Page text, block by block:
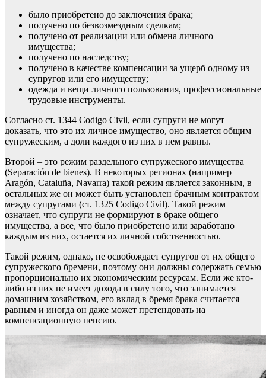
было приобретено до заключения брака;
получено по безвозмездным сделкам;
получено от реализации или обмена личного
имущества;
получено по наследству;
получено в качестве компенсации за ущерб одному из
супругов или его имуществу;
одежда и вещи личного пользования, профессиональные
трудовые инструменты.
Согласно ст. 1344 Codigo Civil, если супруги не могут
доказать, что это их личное имущество, оно является общим
супружеским, а доли каждого из них в нем равны.
Второй – это режим раздельного супружеского имущества
(Separación de bienes). В некоторых регионах (например
Aragón, Cataluña, Navarra) такой режим является законным, в
остальных же он может быть установлен брачным контрактом
между супругами (ст. 1325 Codigo Civil). Такой режим
означает, что супруги не формируют в браке общего
имущества, а все, что было приобретено или заработано
каждым из них, остается их личной собственностью.
Такой режим, однако, не освобождает супругов от их общего
супружеского бремени, поэтому они должны содержать семью
пропорционально их экономическим ресурсам. Если же кто-
либо из них не имеет дохода в силу того, что занимается
домашним хозяйством, его вклад в бремя брака считается
равным и иногда он даже может претендовать на
компенсационную пенсию.